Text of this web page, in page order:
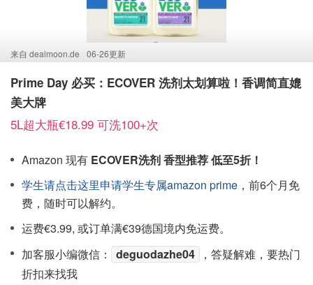
来自 dealmoon.de 06-26更新
Prime Day 必买：ECOVER 洗剂太划算啦！香调简直媲
美大牌
5L超大瓶€18.99 可洗100+次
Amazon 现有 ECOVER洗剂 香型推荐 低至5折！
学生请点击这里申请学生专属amazon prime ，前6个月免
费，随时可以解约。
运费€3.99, 或订单满€39德国境内免运费。
加客服小编微信：
deguodazhe04
，答疑解难，要热门
折扣来找我